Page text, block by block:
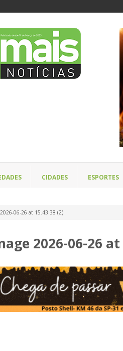
CIDADES ESPORTES
06-26 at 15.43.38 (2)
2026-06-26 at